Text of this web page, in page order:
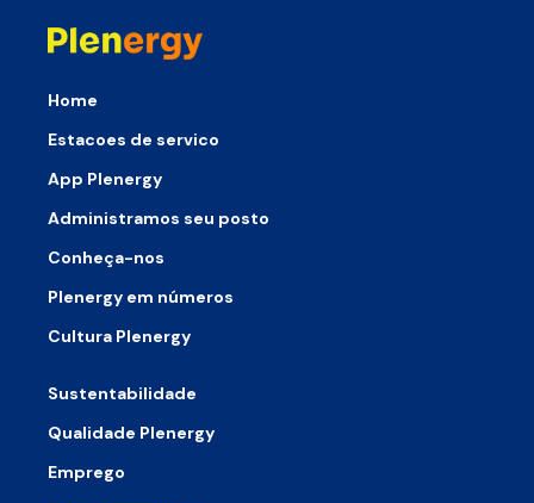
Home
Estacoes de servico
App Plenergy
Administramos seu posto
Conheça-nos
Plenergy em números
Cultura Plenergy
Sustentabilidade
Qualidade Plenergy
Emprego